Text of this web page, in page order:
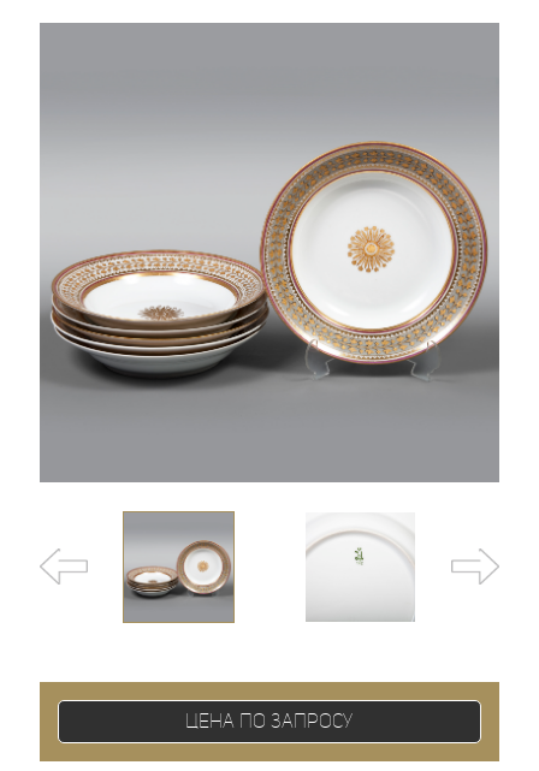
Цена по запросу